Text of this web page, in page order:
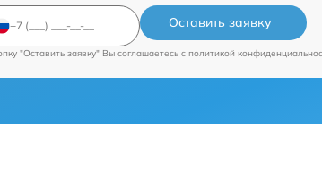
Оставить заявку
"Оставить заявку" Вы соглашаетесь c политикой